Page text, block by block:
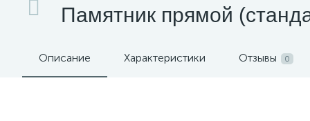
Памятник прямой
Описание Характеристики Отзывы 0